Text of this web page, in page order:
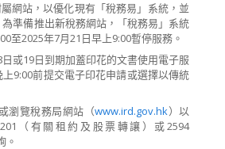
網站，以優化現有「稅務易」系統， 並
準備推出新稅務網站，「稅務易」 系統
至2025年7月21 日早上9:00暫停服務。
日或19日到期加蓋印花的文書使用電子服
上9:00前提交電子印花申請或選擇以傳統
或瀏覽稅務局網站 （www.ird.gov.hk）以
（ 有關租約及股票轉讓）或2594
。